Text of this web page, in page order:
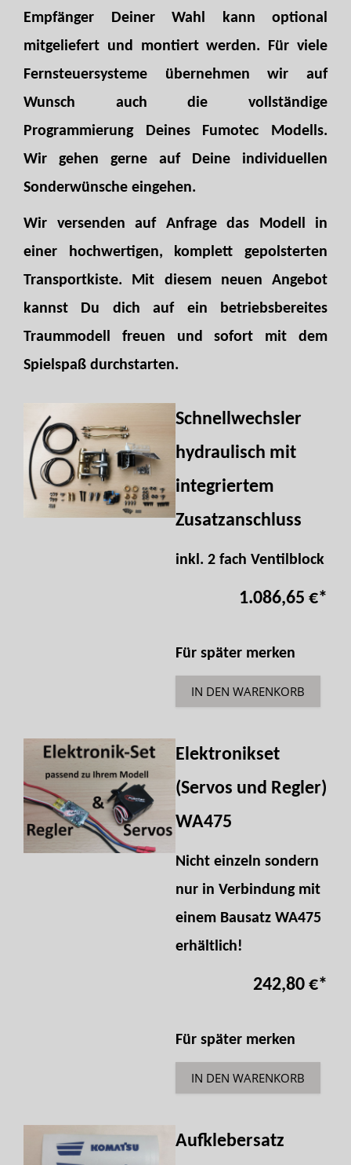
Empfänger Deiner Wahl kann optional
mitgeliefert und montiert werden. Für viele
Fernsteuersysteme übernehmen wir auf
Wunsch auch die vollständige
Programmierung Deines Fumotec Modells.
Wir gehen gerne auf Deine individuellen
Sonderwünsche eingehen.
Wir versenden auf Anfrage das Modell in
einer hochwertigen, komplett gepolsterten
Transportkiste. Mit diesem neuen Angebot
kannst Du dich auf ein betriebsbereites
Traummodell freuen und sofort mit dem
Spielspaß durchstarten.
Schnellwechsler
hydraulisch mit
integriertem
Zusatzanschluss
inkl. 2 fach Ventilblock
1.086,65 €*
Für später merken
IN DEN WARENKORB
Elektronikset
(Servos und Regler)
WA475
Nicht einzeln sondern
nur in Verbindung mit
einem Bausatz WA475
erhältlich!
242,80 €*
Für später merken
IN DEN WARENKORB
Aufklebersatz